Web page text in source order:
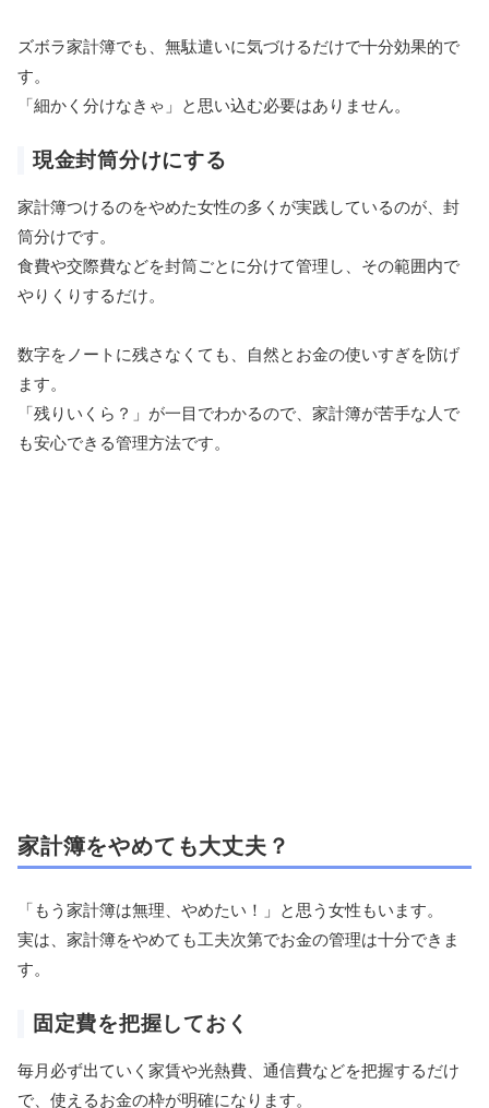
ズボラ家計簿でも、無駄遣いに気づけるだけで十分効果的で
す。
「細かく分けなきゃ」と思い込む必要はありません。
現金封筒分けにする
家計簿つけるのをやめた女性の多くが実践しているのが、封
筒分けです。
食費や交際費などを封筒ごとに分けて管理し、その範囲内で
やりくりするだけ。
数字をノートに残さなくても、自然とお金の使いすぎを防げ
ます。
「残りいくら？」が一目でわかるので、家計簿が苦手な人で
も安心できる管理方法です。
家計簿をやめても大丈夫？
「もう家計簿は無理、やめたい！」と思う女性もいます。
実は、家計簿をやめても工夫次第でお金の管理は十分できま
す。
固定費を把握しておく
毎月必ず出ていく家賃や光熱費、通信費などを把握するだけ
で、使えるお金の枠が明確になります。